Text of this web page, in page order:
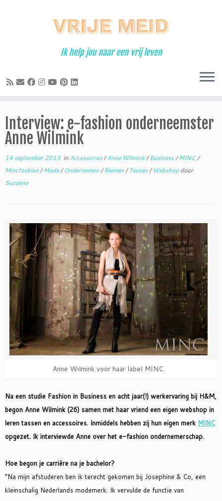
Ik help jou naar een vrij leven
Interview: e-fashion onderneemster
Anne Wilmink
14 september 2013 in Accessoires/Anne Wilmink/Business/MINC/
Mincfashion/Mode/Ondernemen/Riemen/Tassen/ Webshop door
Suzanne
Anne Wilmink voor haar label MINC.
Na een studie Fashion in Business en acht jaar(!) werkervaring bij H&M,
begon Anne Wilmink (26) samen met haar vriend een eigen webshop in
leren tassen en accessoires. Inmiddels hebben zij hun eigen merk MINC
opgezet. Ik interviewde Anne over het e-fashion ondernemerschap.
Hoe begon je carrière na je bachelor?
“Na mijn afstuderen ben ik terecht gekomen bij Josephine & Co, een
kleinschalig Nederlands modemerk. Ik vervulde de functie van